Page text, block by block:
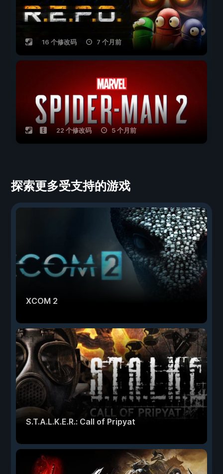
16 个修改码 7 个月前
22 个修改码 5 个月前
探索更多受支持的游戏
XCOM 2
S.T.A.L.K.E.R.: Call of Pripyat